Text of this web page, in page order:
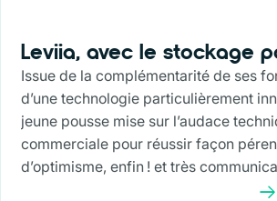
Leviia, avec le stockage
Issue de la complémentarité de ses
d’une technologie particulièrement
jeune pousse mise sur l’audace
commerciale pour réussir façon
d’optimisme, enfin ! et très